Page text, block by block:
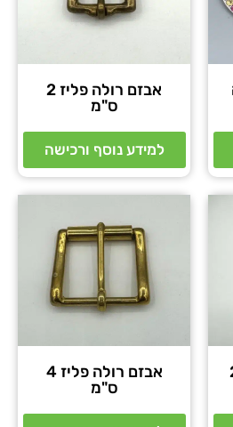
אבזם רולה פליז 2
ס"מ
למידע נוסף ורכישה
אבזם רולה פליז 4
ס"מ